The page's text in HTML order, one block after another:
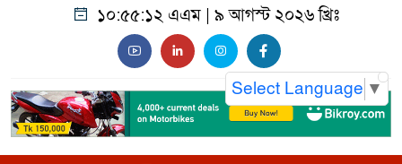
১০:৫৫:১৩ এএম |৯ আগস্ট ২০২৬ খ্রিঃ
Select Language ▼